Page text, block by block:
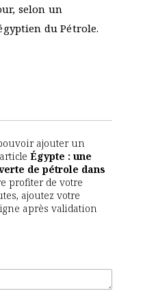
selon un
du Pétrole.
ajouter un
Égypte : une
de pétrole dans
profiter de votre
ajoutez votre
après validation